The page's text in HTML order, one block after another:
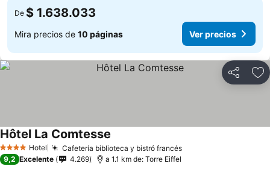
De $ 1.638.033
Mira precios de 10 páginas Ver precios
Compartir
4 EstrellasHotel Cafetería biblioteca y bistró francésVer precios
Hôtel La Comtesse
9,2 Excelente 4.269 a 1.1 km de: Torre Eiffel